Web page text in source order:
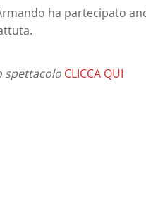
ha partecipato
spettacolo CLICCA QUI